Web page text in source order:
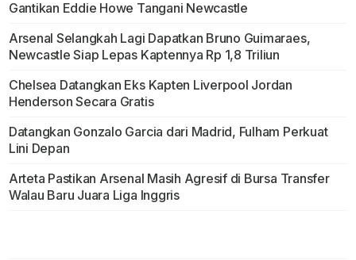
Gantikan Eddie Howe Tangani Newcastle
Arsenal Selangkah Lagi Dapatkan Bruno Guimaraes,
Newcastle Siap Lepas Kaptennya Rp 1,8 Triliun
Chelsea Datangkan Eks Kapten Liverpool Jordan
Henderson Secara Gratis
Datangkan Gonzalo Garcia dari Madrid, Fulham Perkuat
Lini Depan
Arteta Pastikan Arsenal Masih Agresif di Bursa Transfer
Walau Baru Juara Liga Inggris